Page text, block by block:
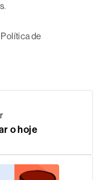
.
Política de
o hoje